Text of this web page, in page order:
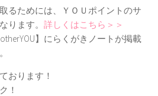
るためには、ＹＯＵポイントのサ
ります。 詳しくはこちら＞＞
】にらくがきノートが掲載
おります！
！